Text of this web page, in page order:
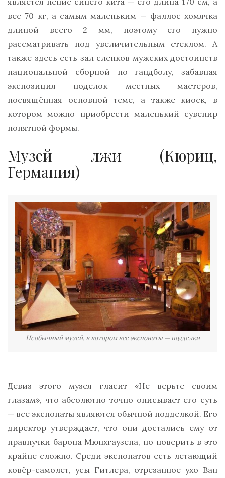
вес 70 кг, а самым маленьким — фаллос хомячка
длиной всего 2 мм, поэтому его нужно
рассматривать под увеличительным стеклом. А
также здесь есть зал слепков мужских достоинств
национальной сборной по гандболу, забавная
экспозиция поделок местных мастеров,
посвящённая основной теме, а также киоск, в
котором можно приобрести маленький сувенир
понятной формы.
Музей лжи (Кюриц,
Германия)
Необычный музей, в котором все экспонаты — подделки
Девиз этого музея гласит «Не верьте своим
глазам», что абсолютно точно описывает его суть
— все экспонаты являются обычной подделкой. Его
директор утверждает, что они достались ему от
правнучки барона Мюнхгаузена, но поверить в это
крайне сложно. Среди экспонатов есть летающий
ковёр-самолет, усы Гитлера, отрезанное ухо Ван